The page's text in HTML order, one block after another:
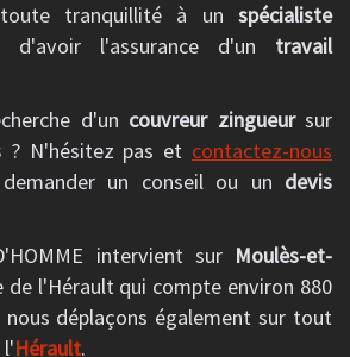
tranquillité à un spécialiste
l'assurance d'un travail
d'un couvreur zingueursur
? N'hésitez pas et contactez-nous
un conseil ou un devis
intervient sur Moulès-et-
de l'Hérault qui compte environ 880
déplaçons également sur tout
l'Hérault.